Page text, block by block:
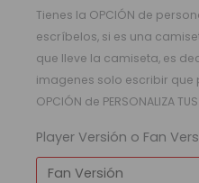
Tienes la OPCIÓN de
escríbelos, si es una
que lleve la camiseta, es
imagenes solo escribir que
OPCIÓN de PERSONALIZA
Player Versión o Fan